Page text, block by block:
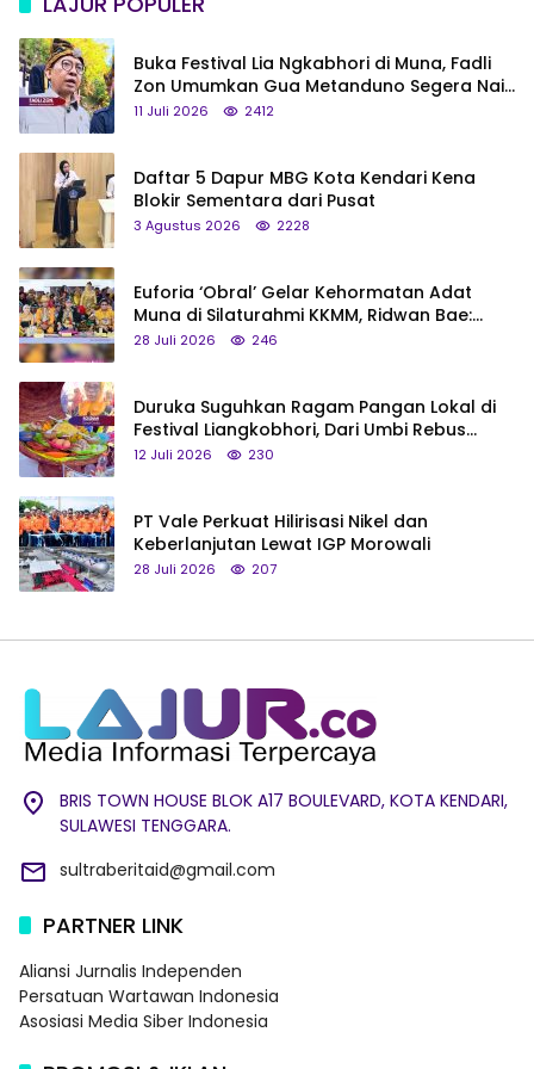
Buka Festival Lia Ngkabhori di Muna, Fadli
Zon Umumkan Gua Metanduno Segera Naik
Status Jadi Cagar Budaya Nasional
11 Juli 2026 2412
Daftar 5 Dapur MBG Kota Kendari Kena
Blokir Sementara dari Pusat
3 Agustus 2026 2228
Euforia ‘Obral’ Gelar Kehormatan Adat
Muna di Silaturahmi KKMM, Ridwan Bae:
Saya Bukan Tipe Begitu, Belum Pantas!
28 Juli 2026 246
Duruka Suguhkan Ragam Pangan Lokal di
Festival Liangkobhori, Dari Umbi Rebus
hingga Tumpeng Beras Muna
12 Juli 2026 230
PT Vale Perkuat Hilirisasi Nikel dan
Keberlanjutan Lewat IGP Morowali
28 Juli 2026 207
BRIS TOWN HOUSE BLOK A17 BOULEVARD, KOTA KENDARI,
SULAWESI TENGGARA.
sultraberitaid@gmail.com
PARTNER LINK
Aliansi Jurnalis Independen
Persatuan Wartawan Indonesia
Asosiasi Media Siber Indonesia